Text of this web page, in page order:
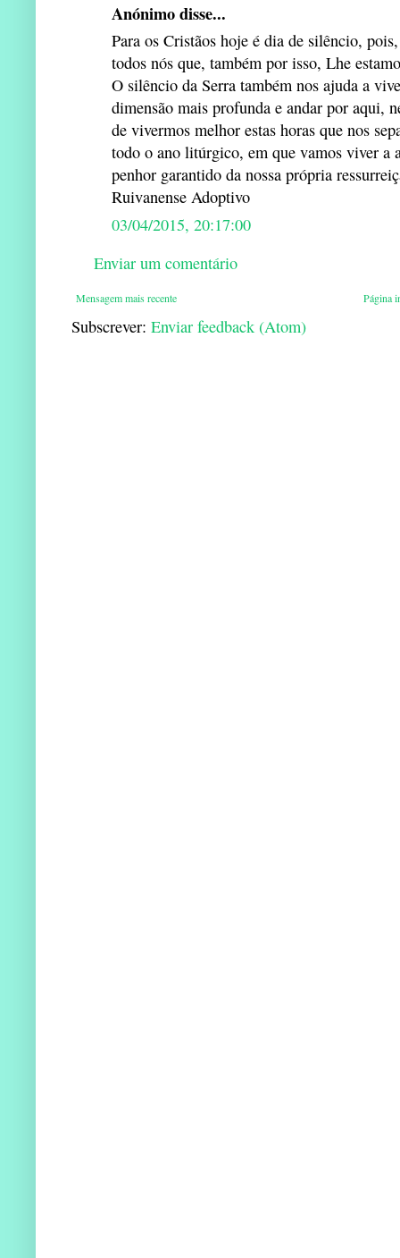
Anónimo disse...
Para os Cristãos hoje é dia de silêncio,
todos nós que, também por isso, Lhe
O silêncio da Serra também nos ajuda a
dimensão mais profunda e andar por aqui,
de vivermos melhor estas horas que nos
todo o ano litúrgico, em que vamos viver a
penhor garantido da nossa própria
Ruivanense Adoptivo
03/04/2015, 20:17:00
Enviar um comentário
Mensagem mais recente Página
Subscrever: Enviar feedback (Atom)